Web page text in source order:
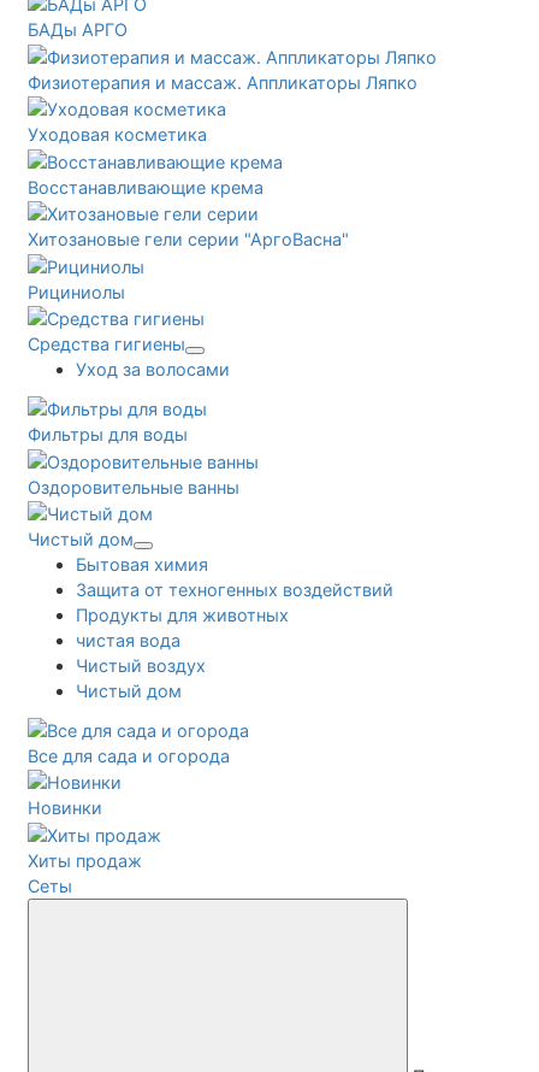
БАДы АРГО
Физиотерапия и массаж. Аппликаторы Ляпко
Уходовая косметика
Восстанавливающие крема
Хитозановые гели серии "АргоВасна"
Рициниолы
Средства гигиены
Уход за волосами
Фильтры для воды
Оздоровительные ванны
Чистый дом
Бытовая химия
Защита от техногенных воздействий
Продукты для животных
чистая вода
Чистый воздух
Чистый дом
Все для сада и огорода
Новинки
Хиты продаж
Сеты